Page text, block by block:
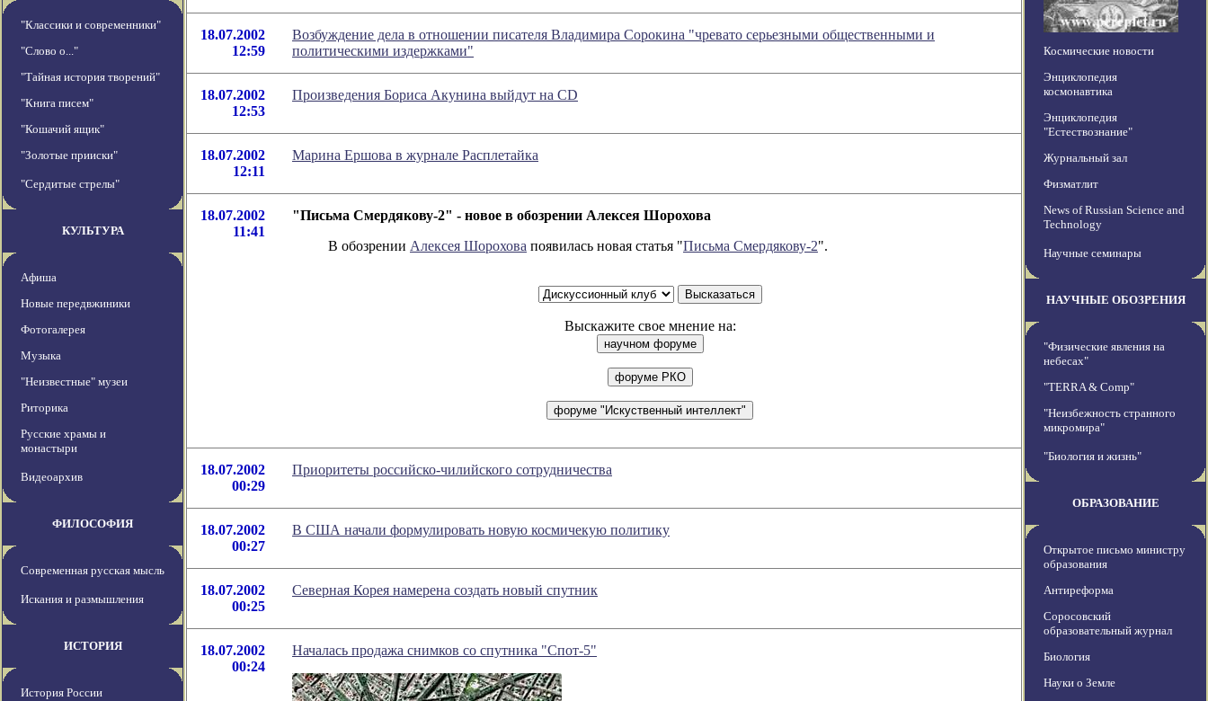
"Классики и современники"
"Слово о..."
"Тайная история творений"
"Книга писем"
"Кошачий ящик"
"Золотые прииски"
"Сердитые стрелы"
КУЛЬТУРА
Афиша
Новые передвжиники
Фотогалерея
Музыка
"Неизвестные" музеи
Риторика
Русские храмы и
монастыри
Видеоархив
ФИЛОСОФИЯ
Современная русская мысль
Искания и размышления
ИСТОРИЯ
История России
18.07.2002
12:59
Возбуждение дела в отношении писателя Владимира Сорокина "чревато серьезными общественными и
политическими издержками"
18.07.2002
12:53
Произведения Бориса Акунина выйдут на CD
18.07.2002
12:11
Марина Ершова в журнале Расплетайка
18.07.2002
11:41
"Письма Смердякову-2" - новое в обозрении Алексея Шорохова
В обозрении Алексея Шорохова появилась новая статья "Письма Смердякову-2".
Выскажите свое мнение на:
18.07.2002
00:29
Приоритеты российско-чилийского сотрудничества
18.07.2002
00:27
В США начали формулировать новую космичекую политику
18.07.2002
00:25
Северная Корея намерена создать новый спутник
18.07.2002
00:24
Началась продажа снимков со спутника "Спот-5"
Космические новости
Энциклопедия
космонавтика
Энциклопедия
"Естествознание"
Журнальный зал
Физматлит
News of Russian Science and
Technology
Научные семинары
НАУЧНЫЕ ОБОЗРЕНИЯ
"Физические явления на
небесах"
"TERRA & Comp"
"Неизбежность странного
микромира"
"Биология и жизнь"
ОБРАЗОВАНИЕ
Открытое письмо министру
образования
Антиреформа
Соросовский
образовательный журнал
Биология
Науки о Земле